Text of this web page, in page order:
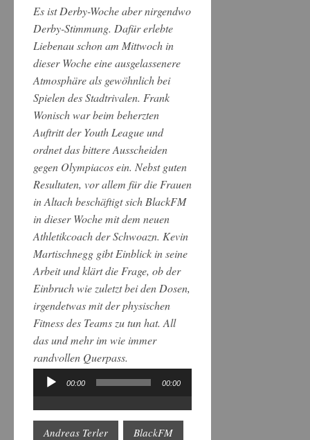
Es ist Derby-Woche aber nirgendwo
Derby-Stimmung. Dafür erlebte
Liebenau schon am Mittwoch in
dieser Woche eine ausgelassenere
Atmosphäre als gewöhnlich bei
Spielen des Stadtrivalen. Frank
Wonisch war beim beherzten
Auftritt der Youth League und
ordnet das bittere Ausscheiden
gegen Olympiacos ein. Nebst guten
Resultaten, vor allem für die Frauen
in Altach beschäftigt sich BlackFM
in dieser Woche mit dem neuen
Athletikcoach der Schwoazn. Kevin
Martischnegg gibt Einblick in seine
Arbeit und klärt die Frage, ob der
Einbruch wie zuletzt bei den Dosen,
irgendetwas mit der physischen
Fitness des Teams zu tun hat. All
das und mehr im wie immer
randvollen Querpass.
Audio-
00:00 00:00
Andreas Terler BlackFM